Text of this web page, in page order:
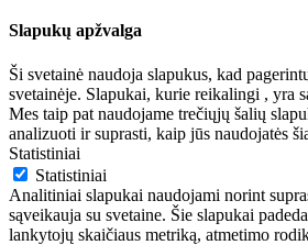
Slapukų apžvalga
Ši svetainė naudoja slapukus, kad
svetainėje. Slapukai, kurie reikalingi , yra
Mes taip pat naudojame trečiųjų šalių
analizuoti ir suprasti, kaip jūs naudojatės
Statistiniai
Statistiniai
Analitiniai slapukai naudojami norint
sąveikauja su svetaine. Šie slapukai
lankytojų skaičiaus metriką, atmetimo